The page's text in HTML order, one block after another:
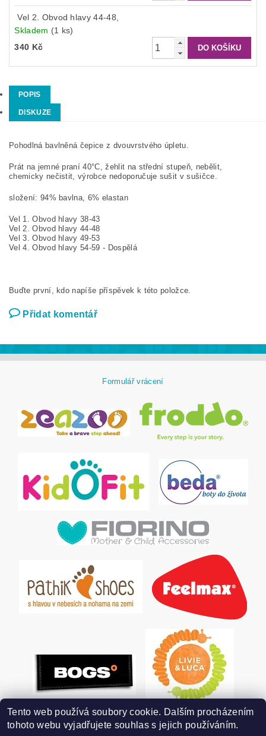
Vel 2. Obvod hlavy 44-48,
Skladem (1 ks)
340 Kč
POPIS
DISKUZE
Pohodlná bavlněná čepice z dvouvrstvého úpletu.
Prát na jemné praní 40°C, žehlit na střední stupeň, nebělit,
chemicky nečistit, výrobce nedoporučuje sušit v sušičce.
složení: 94% bavlna, 6% elastan
Vel 1. Obvod hlavy 38-43
Vel 2. Obvod hlavy 44-48
Vel 3. Obvod hlavy 49-53
Vel 4. Obvod hlavy 54-59 - Dospělá
Buďte první, kdo napíše příspěvek k této položce.
Přidat komentář
Formulář vrácení
Tento web používá soubory cookie. Dalším procházením
tohoto webu vyjadřujete souhlas s jejich používáním.